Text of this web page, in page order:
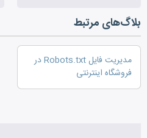
بلاگ‌های مرتبط
مدیریت فایل Robots.txt در
فروشگاه اینترنتی